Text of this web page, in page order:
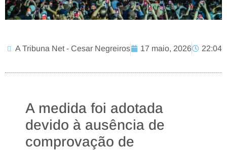
A Tribuna Net - Cesar Negreiros 17 maio, 2026 22:04
A medida foi adotada
devido à ausência de
comprovação de